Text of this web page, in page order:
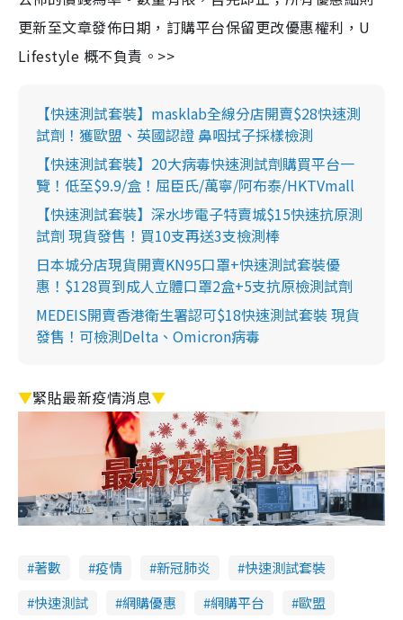
更新至文章發佈日期，訂購平台保留更改優惠權利，U
Lifestyle 概不負責。>>
【快速測試套裝】masklab全線分店開賣$28快速測
試劑！獲歐盟、英國認證 鼻咽拭子採樣檢測
【快速測試套裝】20大病毒快速測試劑購買平台一
覽！低至$9.9/盒！屈臣氏/萬寧/阿布泰/HKTVmall
【快速測試套裝】深水埗電子特賣城$15快速抗原測
試劑 現貨發售！買10支再送3支檢測棒
日本城分店現貨開賣KN95口罩+快速測試套裝優
惠！$128買到成人立體口罩2盒+5支抗原檢測試劑
MEDEIS開賣香港衛生署認可$18快速測試套裝 現貨
發售！可檢測Delta、Omicron病毒
▼緊貼最新疫情消息▼
著數 疫情 新冠肺炎
快速測試套裝
快速測試
網購優惠 網購平台
歐盟